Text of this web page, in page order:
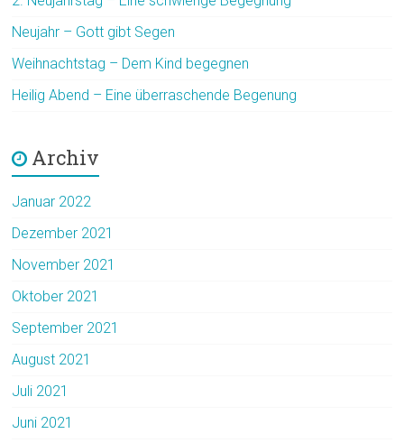
Neujahr – Gott gibt Segen
Weihnachtstag – Dem Kind begegnen
Heilig Abend – Eine überraschende Begenung
Archiv
Januar 2022
Dezember 2021
November 2021
Oktober 2021
September 2021
August 2021
Juli 2021
Juni 2021